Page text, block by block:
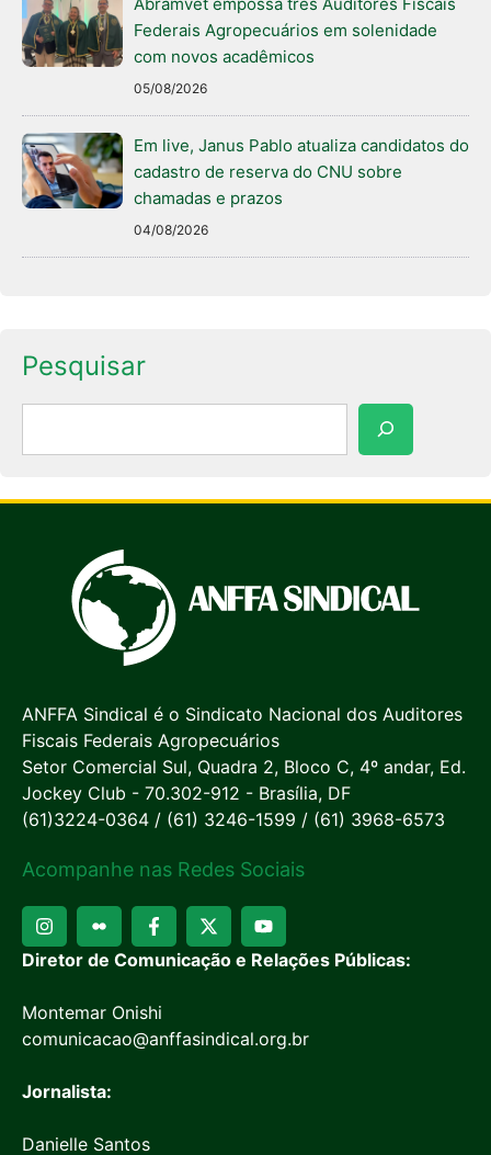
Federais Agropecuários em solenidade
com novos acadêmicos
05/08/2026
Em live, Janus Pablo atualiza candidatos do
cadastro de reserva do CNU sobre
chamadas e prazos
04/08/2026
Pesquisar
ANFFA Sindical é o Sindicato Nacional dos Auditores
Fiscais Federais Agropecuários
Setor Comercial Sul, Quadra 2, Bloco C, 4º andar, Ed.
Jockey Club - 70.302-912 - Brasília, DF
(61)3224-0364 / (61) 3246-1599 / (61) 3968-6573
Acompanhe nas Redes Sociais
Diretor de Comunicação e Relações Públicas:
Montemar Onishi
comunicacao@anffasindical.org.br
Jornalista:
Danielle Santos